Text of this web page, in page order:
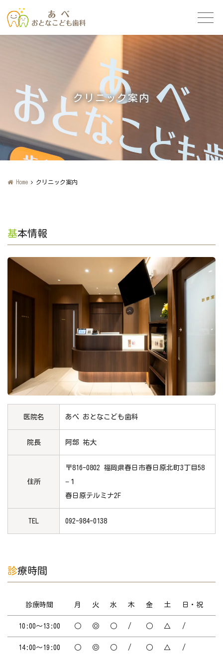
クリニック案内
Home クリニック案内
基本情報
医院名 あべ おとなこども歯科
院長 阿部 祐大
住所
〒816-0802 福岡県春日市春日原北町3丁目58
−１
春日原テルミナ2F
TEL 092-984-0138
診療時間
診療時間 月 火 水 木 金 土 日・祝
10:00～13:00 ○ ◎ ○ / ○ △ /
14:00～19:00 ○ ◎ ○ / ○ △ /